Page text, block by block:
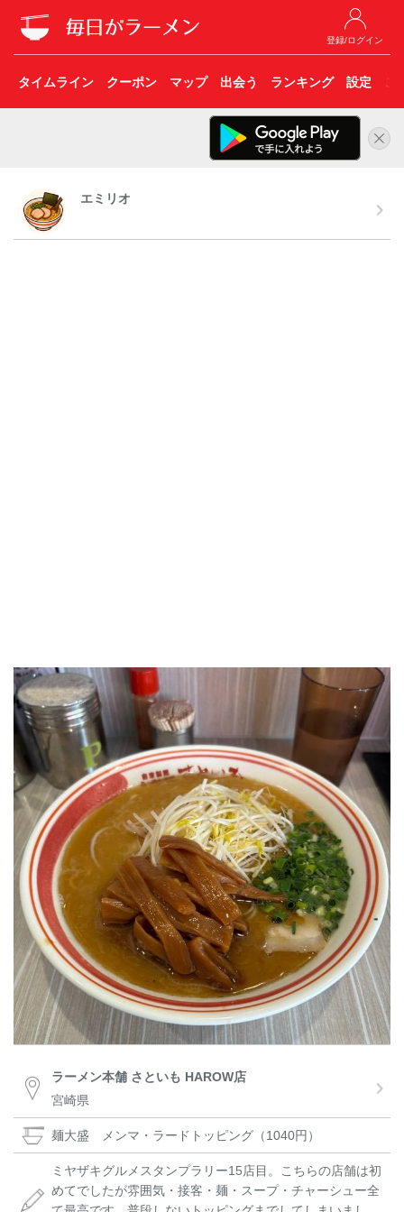
登録/ログイン
タイムライン クーポン マップ 出会う ランキング 設定 こ
エミリオ
ラーメン本舗 さといも HAROW店
宮崎県
麺大盛 メンマ・ラードトッピング（1040円）
ミヤザキグルメスタンプラリー15店目。こちらの店舗は初
めてでしたが雰囲気・接客・麺・スープ・チャーシュー全